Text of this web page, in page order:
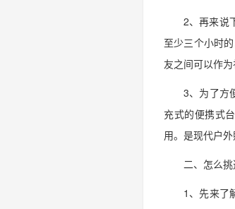
2、再来说
至少三个小时
友之间可以作为
3、为了方
充式的便携式
用。是现代户外
二、怎么
1、先来了